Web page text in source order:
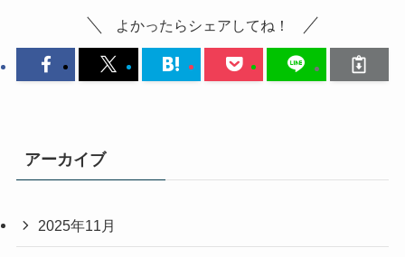
よかったらシェアしてね！
アーカイブ
2025年11月